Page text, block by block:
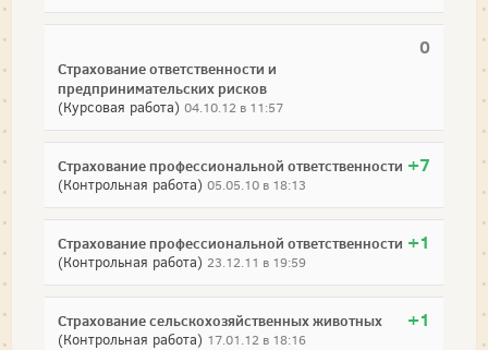
0
Страхование ответственности и
предпринимательских рисков
(Курсовая работа) 04.10.12 в 11:57
+7
Страхование профессиональной ответственности
(Контрольная работа) 05.05.10 в 18:13
+1
Страхование профессиональной ответственности
(Контрольная работа) 23.12.11 в 19:59
+1
Страхование сельскохозяйственных животных
(Контрольная работа) 17.01.12 в 18:16